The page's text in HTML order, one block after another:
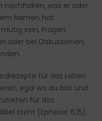
was er oder
Namen hat.
sein, Fragen
oder bei Diskussionen,
für das Leben
egal wo du bist und
für das
steht (Epheser 6,15).